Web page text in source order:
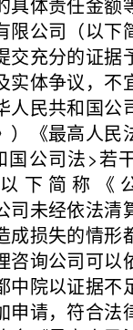
限公司（以下
交充分的证据
实体争议，不
人民共和国公
）《最高人民
国公司法>若
下简称《
司未经依法清
成损失的情形
咨询公司可以
中院以证据不
申请，符合法